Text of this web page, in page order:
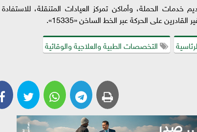
خدمات الحملة، وأماكن تمركز العيادات المتنقلة، للاستفادة
على الحركة عبر الخط الساخن «15335».
التخصصات الطبية والعلاجية والوقائية